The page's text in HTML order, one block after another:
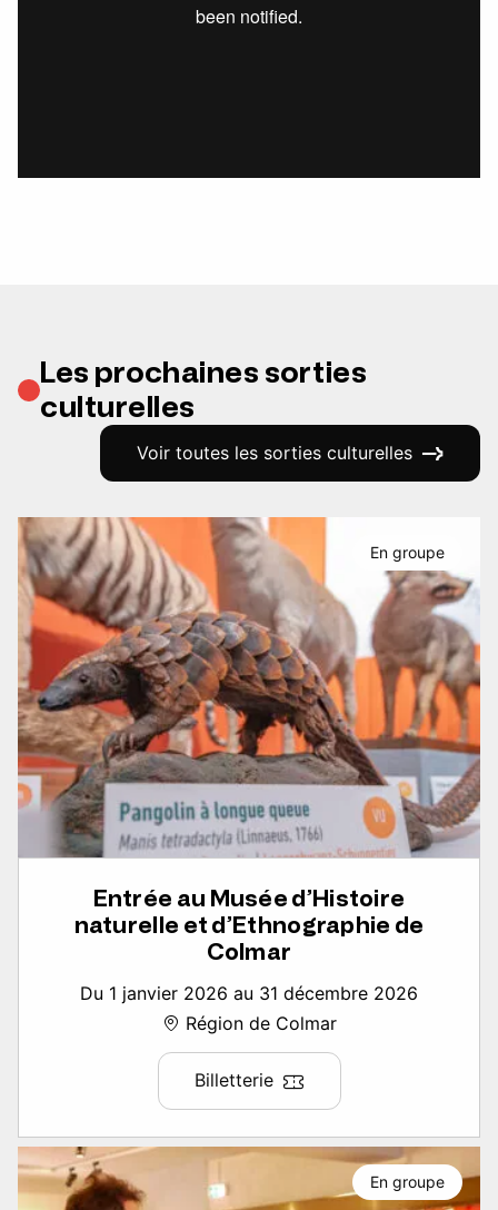
Les prochaines sorties
culturelles
Voir toutes les sorties culturelles
Entrée au Musée d’Histoire
naturelle et d’Ethnographie de
Colmar
Du 1 janvier 2026 au 31 décembre 2026
Région de Colmar
Billetterie
En groupe
En groupe